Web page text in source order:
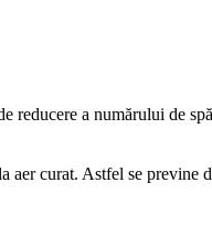
reducere a numărului de
aer curat. Astfel se